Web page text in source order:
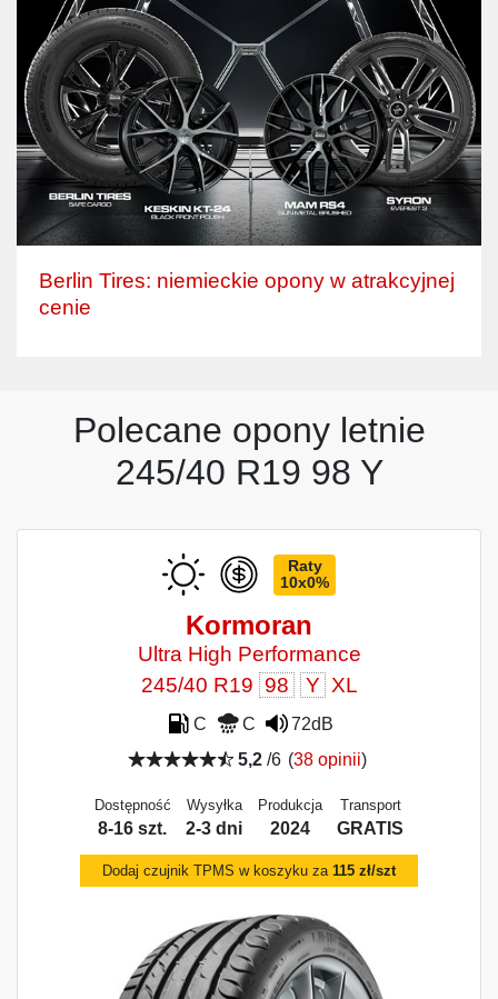
Berlin Tires: niemieckie opony w atrakcyjnej
cenie
Polecane opony letnie
245/40 R19 98 Y
Raty
10x0%
Kormoran
Ultra High Performance
245/40 R19 98 Y XL
C C
72dB
5,2/6 (38 opinii)
Dostępność
8-16 szt.
Wysyłka
2-3 dni
Produkcja
2024
Transport
GRATIS
Dodaj czujnik TPMS w koszyku za 115 zł/szt